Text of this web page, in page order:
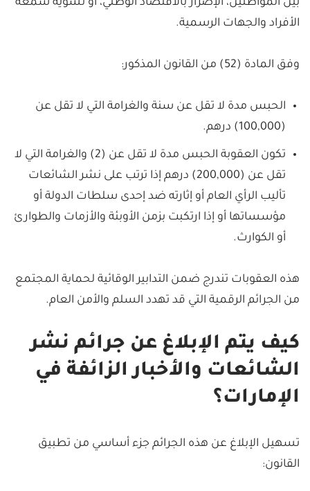
بين المواطنين، الإضرار بالاقتصاد الوطني، أو تشويه سمعة
الأفراد والجهات الرسمية.
وفق المادة (52) من القانون المذكور:
الحبس مدة لا تقل عن سنة والغرامة التي لا تقل عن
(100,000) درهم.
تكون العقوبة الحبس مدة لا تقل عن (2) والغرامة التي لا
تقل عن (200,000) درهم إذا ترتب على نشر الشائعات
تأليب الرأي العام أو إثارته ضد إحدى سلطات الدولة أو
مؤسساتها أو إذا ارتكبت بزمن الأوبئة والأزمات والطوارئ
أو الكوارث.
هذه العقوبات تندرج ضمن التدابير الوقائية لحماية المجتمع
من الجرائم الرقمية التي قد تهدد السلم والأمن العام.
كيف يتم الإبلاغ عن جرائم نشر
الشائعات والأخبار الزائفة في
الإمارات؟
تسهيل الإبلاغ عن هذه الجرائم جزء أساسي من تطبيق
القانون: